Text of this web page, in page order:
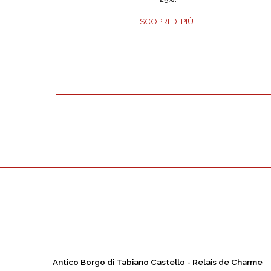
SCOPRI DI PIÙ
Antico Borgo di Tabiano Castello - Relais de Charme